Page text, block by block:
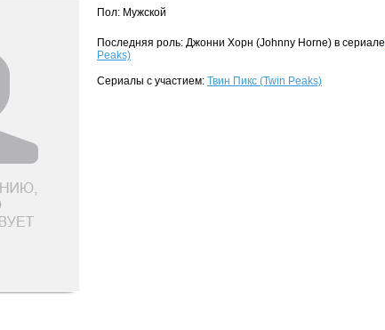
Пол: Мужской
Последняя роль: Джонни Хорн (Johnny Horne) в сериале
Peaks)
Сериалы с участием: Твин Пикс (Twin Peaks)